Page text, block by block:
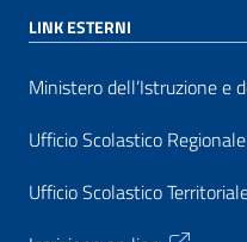
LINK ESTERNI
Ministero dell’Istruzione e
Ufficio Scolastico Regionale
Ufficio Scolastico